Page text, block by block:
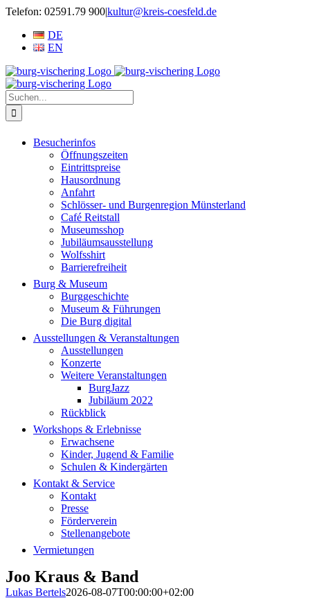
Zum
springen
Telefon: 02591.79 900|kultur@kreis-coesfeld.de
DE
EN
Suche
nach:
Besucherinfos
Öffnungszeiten
Eintrittspreise
Hausordnung
Anfahrt
Schlösser- und Burgenregion Münsterland
Café Reitstall
Museumsshop
Jubiläumsausstellung
Wolfsshirt
Barrierefreiheit
Burg & Museum
Burggeschichte
Museum & Führungen
Die Burg digital
Ausstellungen & Veranstaltungen
Ausstellungen
Konzerte
Weitere Veranstaltungen
BurgJazz
Jubiläum 2022
Rückblick
Workshops & Erlebnisse
Erwachsene
Kinder, Jugend & Familie
Schulen & Kindergärten
Kontakt & Service
Kontakt
Presse
Förderverein
Stellenangebote
Vermietungen
Joo Kraus & Band
Lukas Bertels2026-08-07T00:00:00+02:00